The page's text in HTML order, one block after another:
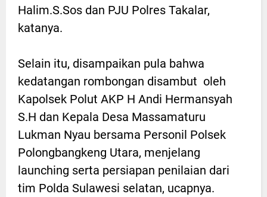
Halim.S.Sos dan PJU Polres Takalar,
katanya.
Selain itu, disampaikan pula bahwa
kedatangan rombongan disambut oleh
Kapolsek Polut AKP H Andi Hermansyah
S.H dan Kepala Desa Massamaturu
Lukman Nyau bersama Personil Polsek
Polongbangkeng Utara, menjelang
launching serta persiapan penilaian dari
tim Polda Sulawesi selatan, ucapnya.